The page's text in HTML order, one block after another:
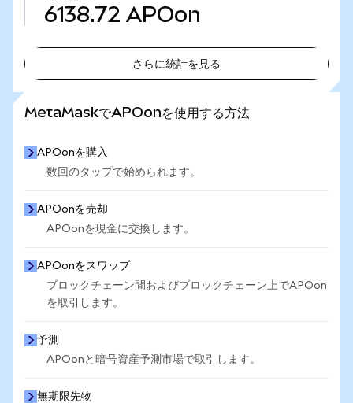
6138.72 APOon
さらに統計を見る
MetaMaskでAPOonを使用する方法
APOonを購入
数回のタップで始められます。
APOonを売却
APOonを現金に交換します。
APOonをスワップ
ブロックチェーン間およびブロックチェーン上でAPOon
を取引します。
予測
APOonと暗号資産予測市場で取引します。
無期限先物